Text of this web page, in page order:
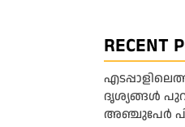
RECENT
ദൃശ്യങ്ങൾ
അഞ്ചുപേർ